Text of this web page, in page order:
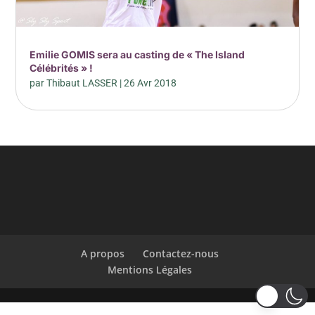
Emilie GOMIS sera au casting de « The Island
Célébrités » !
parThibaut LASSER |26 Avr 2018
A propos
Contactez-nous
Mentions Légales